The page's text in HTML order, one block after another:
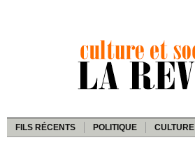
FILS RÉCENTS POLITIQUE CULTURE